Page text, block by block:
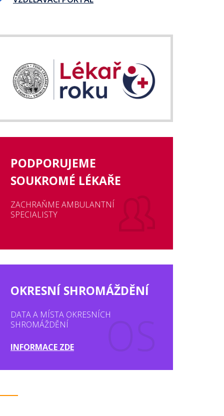
PODPORUJEME
SOUKROMÉ LÉKAŘE
ZACHRAŇME AMBULANTNÍ
SPECIALISTY
OKRESNÍ SHROMÁŽDĚNÍ
DATA A MÍSTA OKRESNÍCH
SHROMÁŽDĚNÍ
INFORMACE ZDE